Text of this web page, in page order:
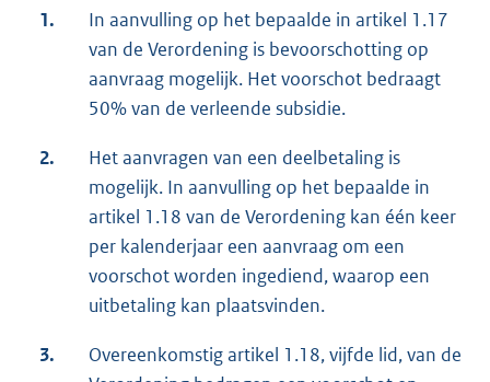
1.
In aanvulling op het bepaalde in artikel 1.17
van de Verordening is bevoorschotting op
aanvraag mogelijk. Het voorschot bedraagt
50% van de verleende subsidie.
2.
Het aanvragen van een deelbetaling is
mogelijk. In aanvulling op het bepaalde in
artikel 1.18 van de Verordening kan één keer
per kalenderjaar een aanvraag om een
voorschot worden ingediend, waarop een
uitbetaling kan plaatsvinden.
3.
Overeenkomstig artikel 1.18, vijfde lid, van de